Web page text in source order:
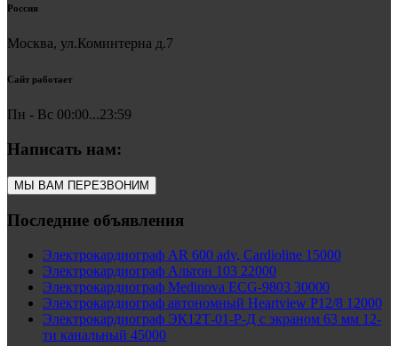
Россия
Москва, ул.Коминтерна д.7
Сайт работает
Пн - Вс 00:00...23:59
Написать нам:
МЫ ВАМ ПЕРЕЗВОНИМ
Последние объявления
Электрокардиограф AR 600 adv, Cardioline 15000
Электрокардиограф Альтон 103 22000
Электрокардиограф Medinova ECG-9803 30000
Электрокардиограф автономный Heartview P12/8 12000
Электрокардиограф ЭК12Т-01-Р-Д с экраном 63 мм 12-
ти канальный 45000